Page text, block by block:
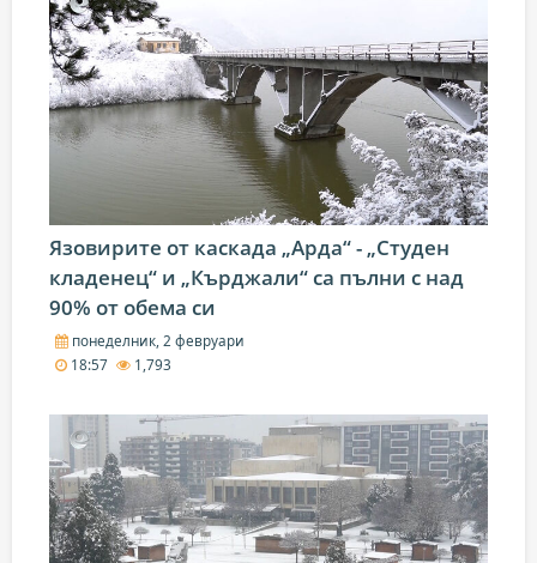
Язовирите от каскада „Арда“ - „Студен
кладенец“ и „Кърджали“ са пълни с над
90% от обема си
понеделник, 2 февруари
18:57
1,793